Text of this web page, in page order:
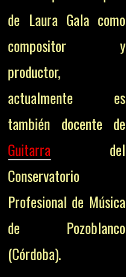
de Laura Gala como
compositor y
productor,
actualmente es
también docente de
Guitarra del
Conservatorio
Profesional de Música
de Pozoblanco
(Córdoba).